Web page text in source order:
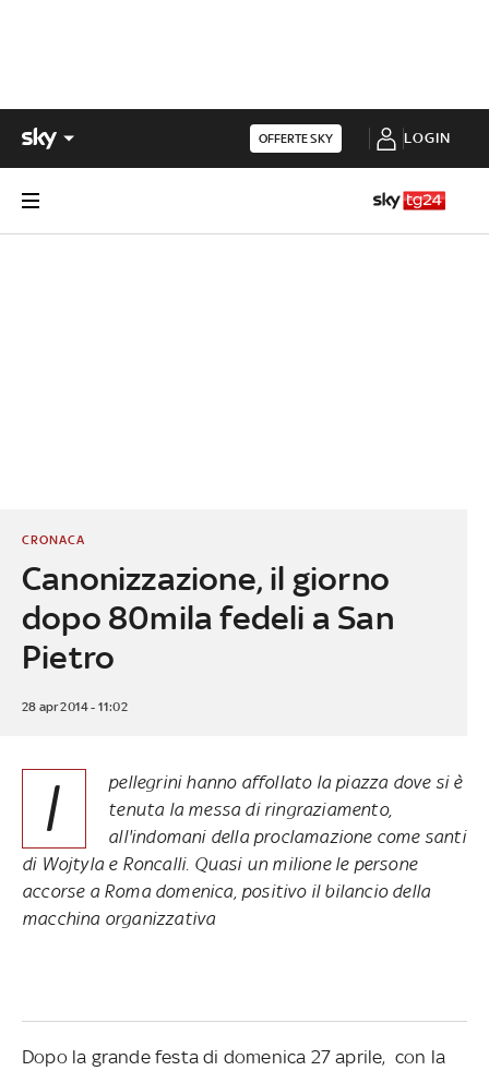
OFFERTE SKY LOGIN
Canonizzazione, il giorno
dopo 80mila fedeli a San
Pietro
CRONACA
28 apr 2014 - 11:02
I
pellegrini hanno affollato la piazza dove si è
tenuta la messa di ringraziamento,
all'indomani della proclamazione come santi
di Wojtyla e Roncalli. Quasi un milione le persone
accorse a Roma domenica, positivo il bilancio della
macchina organizzativa
Dopo la grande festa di domenica 27 aprile, con la